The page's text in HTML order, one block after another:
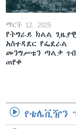
ማርች 12, 2025
የትግራይ ክልል ጊዜያዊ
አስተዳደር የፌደራል
መንግሥቱን ጣልቃ
ጠየቀ
የቴሌቪዥን